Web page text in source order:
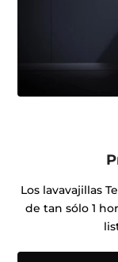
Los lavavajillas
de tan sólo 1